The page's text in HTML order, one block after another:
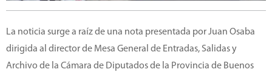
La noticia surge a raíz de una nota presentada por Juan Osaba
dirigida al director de Mesa General de Entradas, Salidas y
Archivo de la Cámara de Diputados de la Provincia de Buenos